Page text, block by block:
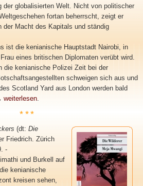
der globalisierten Welt. Nicht von politischer
fortan beherrscht, zeigt er
der Macht des Kapitals und ständig
ist die kenianische Hauptstadt Nairobi, in
eines britischen Diplomaten verübt wird.
die kenianische Polizei Zeit bei der
schweigen sich aus und
Scotland Yard aus London werden bald
weiterlesen.
***
(dt: Die
Friedrich. Zürich
-
und Burkell auf
kenianische
kreisen sehen,